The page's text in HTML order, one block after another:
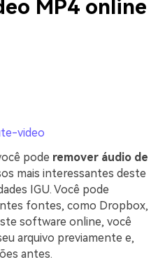
MP4 online
video
pode remover áudio de
mais interessantes deste
IGU. Você pode
fontes, como Dropbox,
software online, você
arquivo previamente e,
antes.